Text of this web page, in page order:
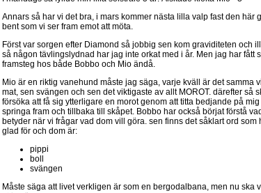
Annars så har vi det bra, i mars kommer nästa lilla valp fast den här
bent som vi ser fram emot att möta.
Först var sorgen efter Diamond så jobbig sen kom graviditeten och
så någon tävlingslydnad har jag inte orkat med i år. Men jag har fått
framsteg hos både Bobbo och Mio ändå.
Mio är en riktig vanehund måste jag säga, varje kväll är det samma
mat, sen svängen och sen det viktigaste av allt MOROT. därefter så
försöka att få sig ytterligare en morot genom att titta bedjande på
springa fram och tillbaka till skåpet. Bobbo har också börjat förstå
betyder när vi frågar vad dom vill göra. sen finns det såklart ord som
glad för och dom är:
pippi
boll
svängen
Måste säga att livet verkligen är som en bergodalbana, men nu ska